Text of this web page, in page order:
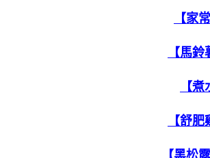
【家
【馬
【
【舒
【黑松